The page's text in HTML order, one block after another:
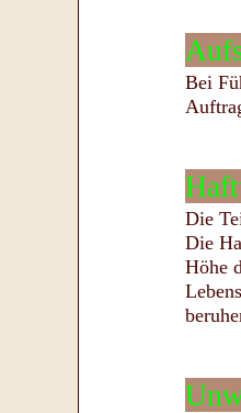
Bei
Die
Die
Höhe